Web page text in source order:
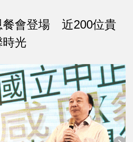
餐會登場 近200位貴
光